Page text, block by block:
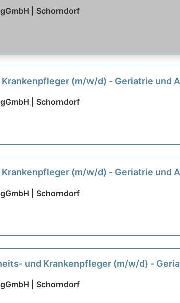
| Schorndorf
(m/w/d) - Geriatrie und
| Schorndorf
(m/w/d) - Geriatrie und
| Schorndorf
und Krankenpfleger (m/w/d) -
| Schorndorf